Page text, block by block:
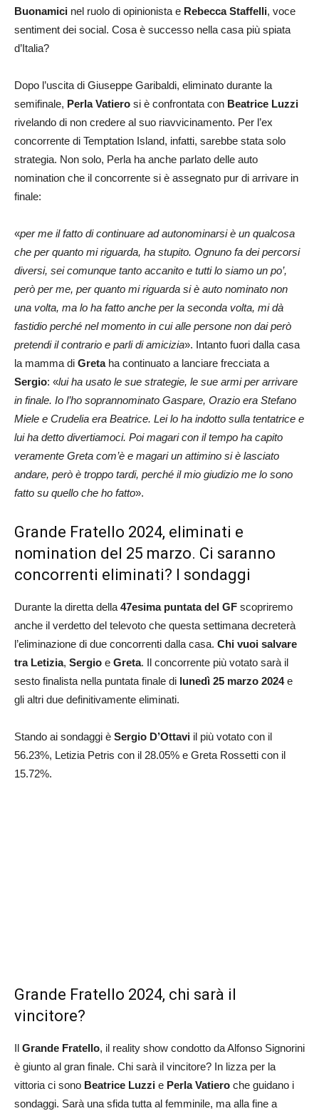
Buonamici nel ruolo di opinionista e Rebecca Staffelli, voce
sentiment dei social. Cosa è successo nella casa più spiata
d’Italia?
Dopo l’uscita di Giuseppe Garibaldi, eliminato durante la
semifinale, Perla Vatiero si è confrontata con Beatrice Luzzi
rivelando di non credere al suo riavvicinamento. Per l’ex
concorrente di Temptation Island, infatti, sarebbe stata solo
strategia. Non solo, Perla ha anche parlato delle auto
nomination che il concorrente si è assegnato pur di arrivare in
finale:
«per me il fatto di continuare ad autonominarsi è un qualcosa
che per quanto mi riguarda, ha stupito. Ognuno fa dei percorsi
diversi, sei comunque tanto accanito e tutti lo siamo un po’,
però per me, per quanto mi riguarda si è auto nominato non
una volta, ma lo ha fatto anche per la seconda volta, mi dà
fastidio perché nel momento in cui alle persone non dai però
pretendi il contrario e parli di amicizia». Intanto fuori dalla casa
la mamma di Gretaha continuato a lanciare frecciata a
Sergio: «lui ha usato le sue strategie, le sue armi per arrivare
in finale. Io l’ho soprannominato Gaspare, Orazio era Stefano
Miele e Crudelia era Beatrice. Lei lo ha indotto sulla tentatrice e
lui ha detto divertiamoci. Poi magari con il tempo ha capito
veramente Greta com’è e magari un attimino si è lasciato
andare, però è troppo tardi, perché il mio giudizio me lo sono
fatto su quello che ho fatto».
Grande Fratello 2024, eliminati e
nomination del 25 marzo. Ci saranno
concorrenti eliminati? I sondaggi
Durante la diretta della 47esima puntata del GF scopriremo
anche il verdetto del televoto che questa settimana decreterà
l’eliminazione di due concorrenti dalla casa. Chi vuoi salvare
tra Letizia, Sergio e Greta. Il concorrente più votato sarà il
sesto finalista nella puntata finale di lunedì 25 marzo 2024e
gli altri due definitivamente eliminati.
Stando ai sondaggi è Sergio D’Ottavi il più votato con il
56.23%, Letizia Petris con il 28.05% e Greta Rossetti con il
15.72%.
Grande Fratello 2024, chi sarà il
vincitore?
Il Grande Fratello, il reality show condotto da Alfonso Signorini
è giunto al gran finale. Chi sarà il vincitore? In lizza per la
vittoria ci sono Beatrice Luzzi e Perla Vatiero che guidano i
sondaggi. Sarà una sfida tutta al femminile, ma alla fine a